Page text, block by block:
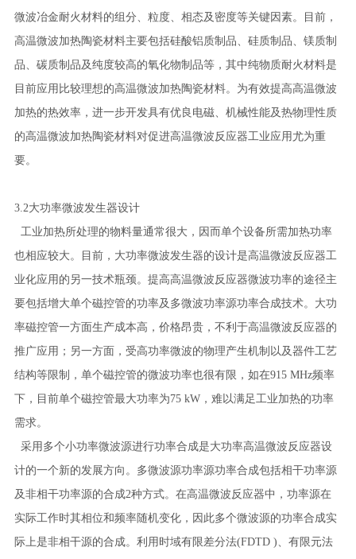
微波冶金耐火材料的组分、粒度、相态及密度等关键因素。目前，
高温微波加热陶瓷材料主要包括硅酸铝质制品、硅质制品、镁质制
品、碳质制品及纯度较高的氧化物制品等，其中纯物质耐火材料是
目前应用比较理想的高温微波加热陶瓷材料。为有效提高高温微波
加热的热效率，进一步开发具有优良电磁、机械性能及热物理性质
的高温微波加热陶瓷材料对促进高温微波反应器工业应用尤为重
要。
3.2大功率微波发生器设计
工业加热所处理的物料量通常很大，因而单个设备所需加热功率
也相应较大。目前，大功率微波发生器的设计是高温微波反应器工
业化应用的另一技术瓶颈。提高高温微波反应器微波功率的途径主
要包括增大单个磁控管的功率及多微波功率源功率合成技术。大功
率磁控管一方面生产成本高，价格昂贵，不利于高温微波反应器的
推广应用；另一方面，受高功率微波的物理产生机制以及器件工艺
结构等限制，单个磁控管的微波功率也很有限，如在915 MHz频率
下，目前单个磁控管最大功率为75 kW，难以满足工业加热的功率
需求。
采用多个小功率微波源进行功率合成是大功率高温微波反应器设
计的一个新的发展方向。多微波源功率源功率合成包括相干功率源
及非相干功率源的合成2种方式。在高温微波反应器中，功率源在
实际工作时其相位和频率随机变化，因此多个微波源的功率合成实
际上是非相干源的合成。利用时域有限差分法(FDTD )、有限元法